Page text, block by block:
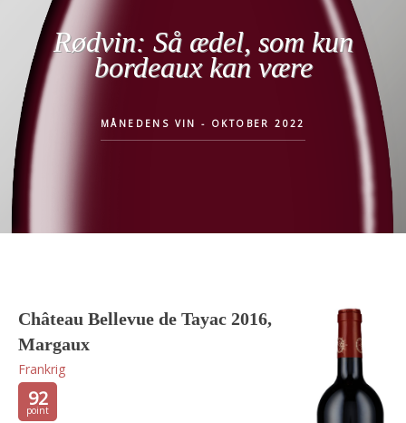
Rødvin: Så ædel, som kun
bordeaux kan være
MÅNEDENS VIN - OKTOBER 2022
Château Bellevue de Tayac 2016,
Margaux
Frankrig
92